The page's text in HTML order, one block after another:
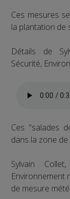
Ces mesures
la plantation de
Détails de
Sécurité,
Ces "salades
dans la zone de
Sylvain
Environnement
de mesure